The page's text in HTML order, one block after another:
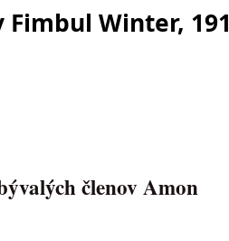
Winter,
členov Amon